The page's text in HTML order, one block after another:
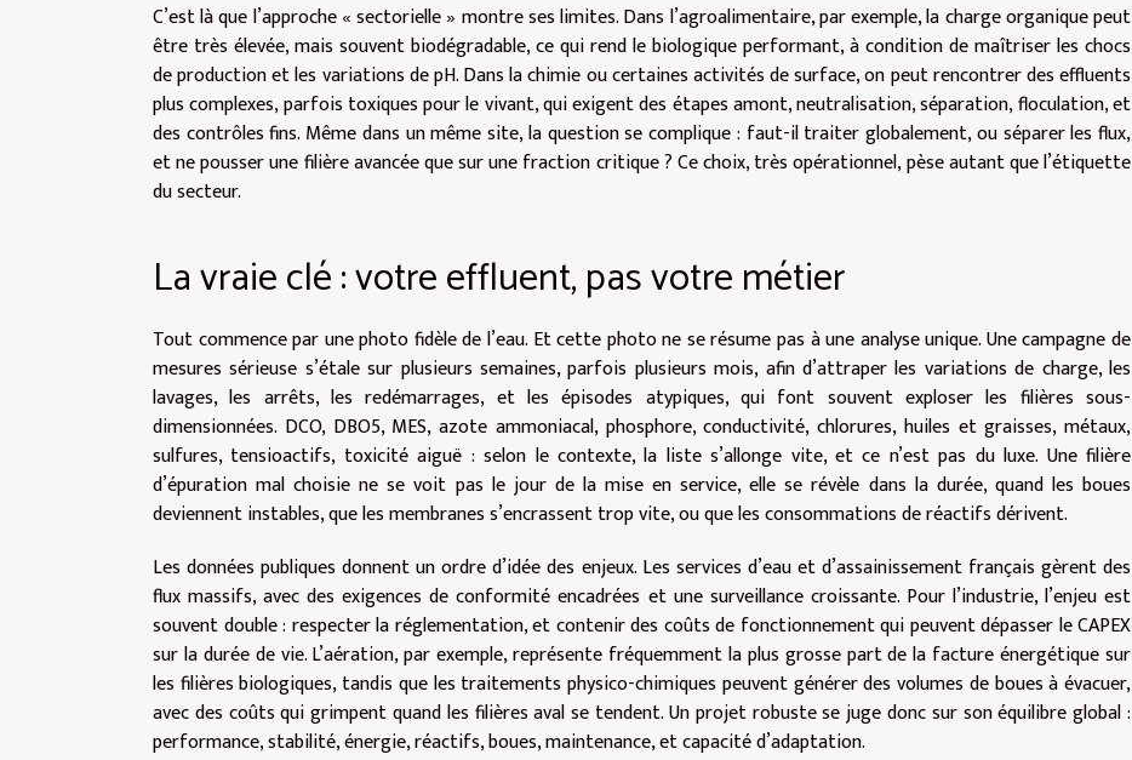
C’est là que l’approche « sectorielle » montre ses limites. Dans l’agroalimentaire, par exemple, la charge organique peut
être très élevée, mais souvent biodégradable, ce qui rend le biologique performant, à condition de maîtriser les chocs
de production et les variations de pH. Dans la chimie ou certaines activités de surface, on peut rencontrer des effluents
plus complexes, parfois toxiques pour le vivant, qui exigent des étapes amont, neutralisation, séparation, floculation, et
des contrôles fins. Même dans un même site, la question se complique : faut-il traiter globalement, ou séparer les flux,
et ne pousser une filière avancée que sur une fraction critique ? Ce choix, très opérationnel, pèse autant que l’étiquette
du secteur.
La vraie clé : votre effluent, pas votre métier
Tout commence par une photo fidèle de l’eau. Et cette photo ne se résume pas à une analyse unique. Une campagne de
mesures sérieuse s’étale sur plusieurs semaines, parfois plusieurs mois, afin d’attraper les variations de charge, les
lavages, les arrêts, les redémarrages, et les épisodes atypiques, qui font souvent exploser les filières sous-
dimensionnées. DCO, DBO5, MES, azote ammoniacal, phosphore, conductivité, chlorures, huiles et graisses, métaux,
sulfures, tensioactifs, toxicité aiguë : selon le contexte, la liste s’allonge vite, et ce n’est pas du luxe. Une filière
d’épuration mal choisie ne se voit pas le jour de la mise en service, elle se révèle dans la durée, quand les boues
deviennent instables, que les membranes s’encrassent trop vite, ou que les consommations de réactifs dérivent.
Les données publiques donnent un ordre d’idée des enjeux. Les services d’eau et d’assainissement français gèrent des
flux massifs, avec des exigences de conformité encadrées et une surveillance croissante. Pour l’industrie, l’enjeu est
souvent double : respecter la réglementation, et contenir des coûts de fonctionnement qui peuvent dépasser le CAPEX
sur la durée de vie. L’aération, par exemple, représente fréquemment la plus grosse part de la facture énergétique sur
les filières biologiques, tandis que les traitements physico-chimiques peuvent générer des volumes de boues à évacuer,
avec des coûts qui grimpent quand les filières aval se tendent. Un projet robuste se juge donc sur son équilibre global :
performance, stabilité, énergie, réactifs, boues, maintenance, et capacité d’adaptation.